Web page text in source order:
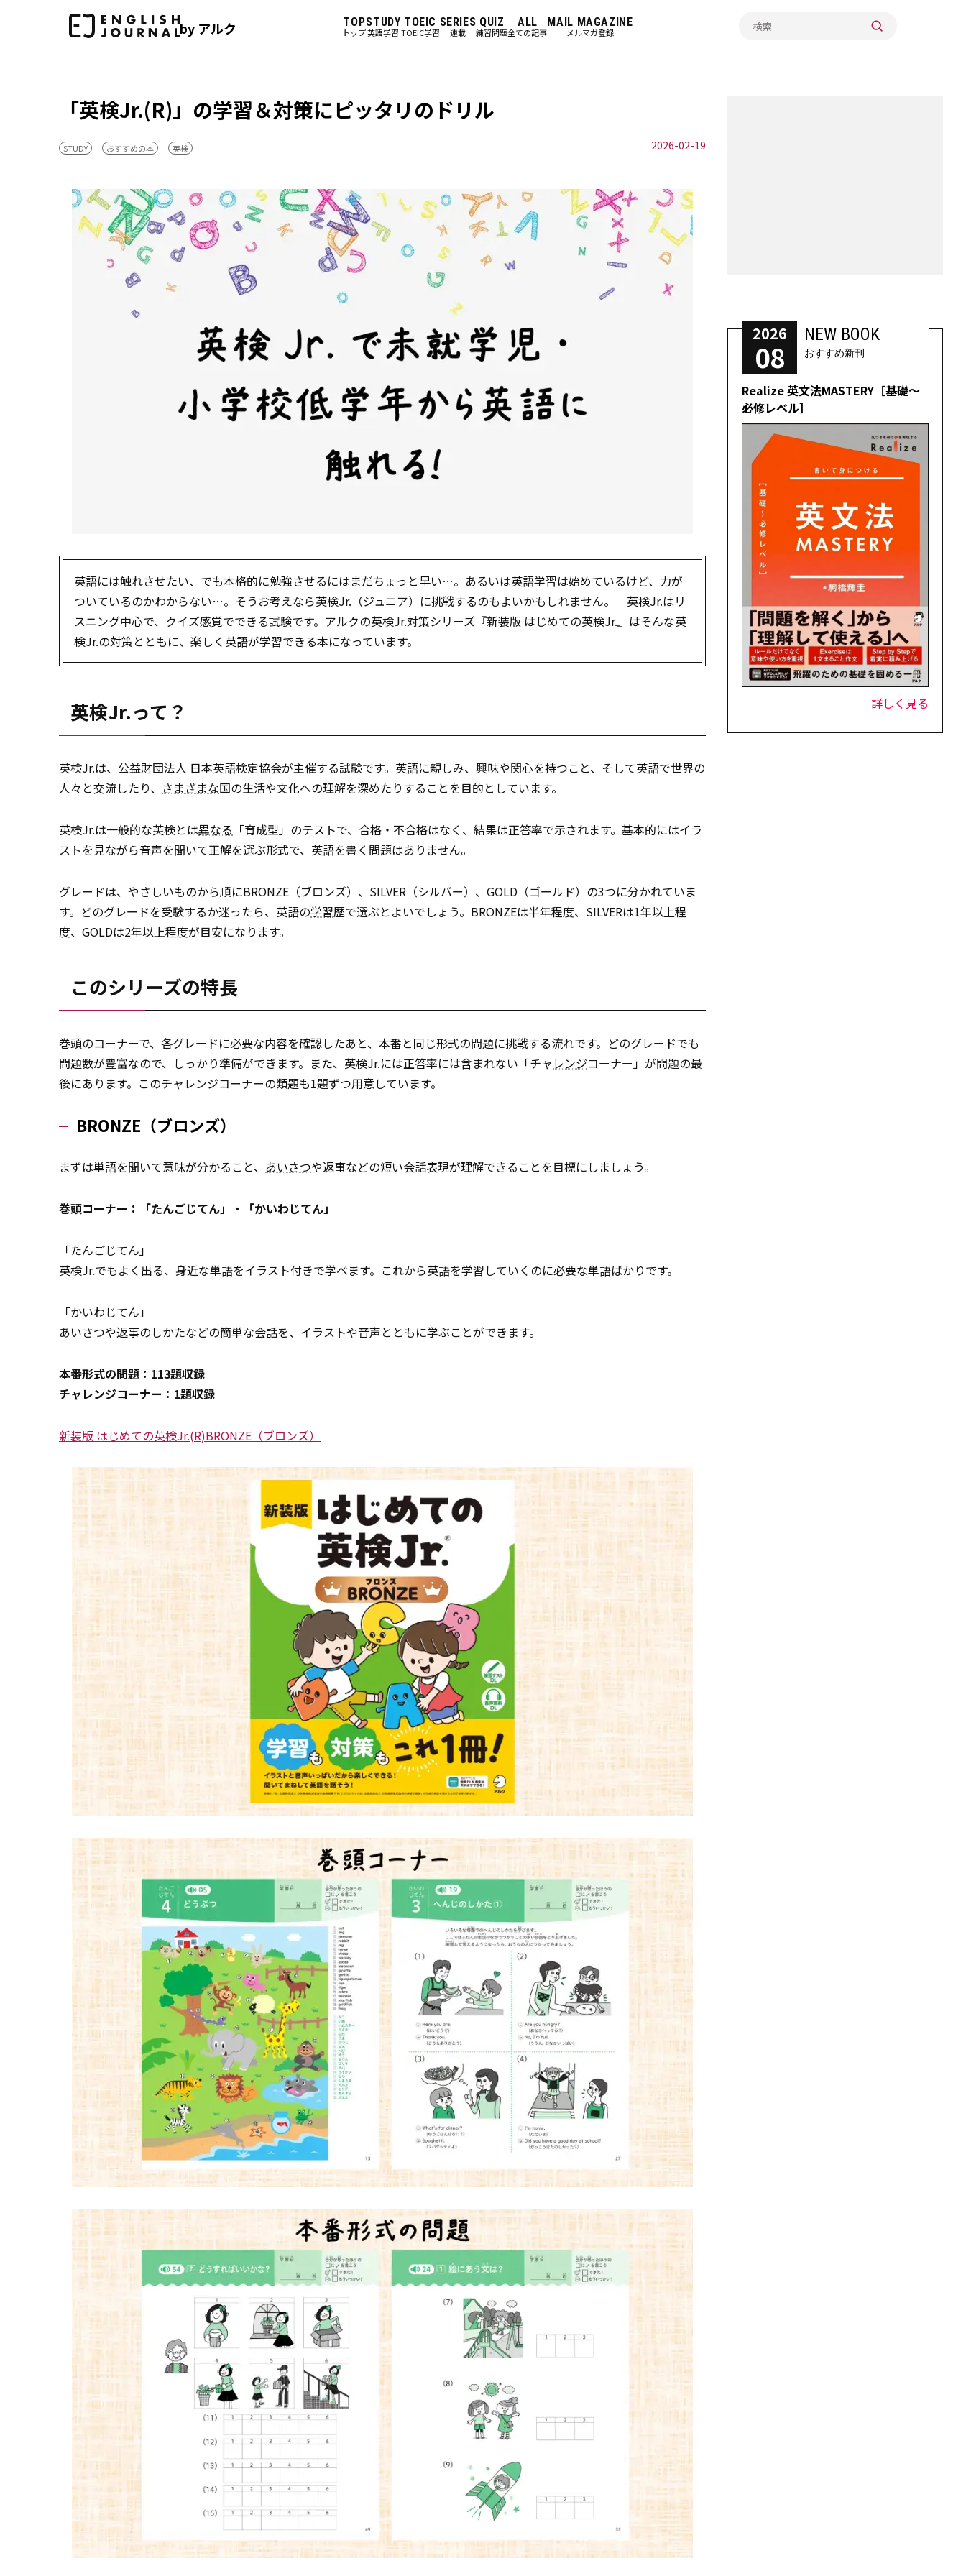
by アルク TOP
トップ
STUDY
英語学習
TOEIC
TOEIC学習
SERIES
連載
QUIZ
練習問題
ALL
全ての記事
MAIL MAGAZINE
メルマガ登録
「英検Jr.(R)」の学習＆対策にピッタリのドリル
STUDY おすすめの本 英検 2026-02-19
英語には触れさせたい、でも本格的に勉強させるにはまだちょっと早い…。あるいは英語学習は始めているけど、力が
ついているのかわからない…。そうお考えなら英検Jr.（ジュニア）に挑戦するのもよいかもしれません。 英検Jr.はリ
スニング中心で、クイズ感覚でできる試験です。アルクの英検Jr.対策シリーズ『新装版 はじめての英検Jr.』はそんな英
検Jr.の対策とともに、楽しく英語が学習できる本になっています。
英検Jr.って？
英検Jr.は、公益財団法人 日本英語検定協会が主催する試験です。英語に親しみ、興味や関心を持つこと、そして英語で世界の
人々と交流したり、 さまざまな国の生活や文化への理解を深めたりすることを目的としています。
英検Jr.は一般的な英検とは異なる 「育成型」のテストで、合格・不合格はなく、結果は正答率で示されます。基本的にはイラ
ストを見ながら音声を聞いて正解を選ぶ形式で、英語を書く問題はありません。
グレードは、やさしいものから順にBRONZE（ブロンズ）、SILVER（シルバー）、GOLD（ゴールド）の3つに分かれていま
す。どのグレードを受験するか迷ったら、英語の学習歴で選ぶとよいでしょう。BRONZEは半年程度、SILVERは1年以上程
度、GOLDは2年以上程度が目安になります。
このシリーズの特長
巻頭のコーナーで、各グレードに必要な内容を確認したあと、本番と同じ形式の問題に挑戦する流れです。どのグレードでも
問題数が豊富なので、しっかり準備ができます。また、英検Jr.には正答率には含まれない「チャ レンジコーナー」が問題の最
後にあります。このチャレンジコーナーの類題も1題ずつ用意しています。
BRONZE（ブロンズ）
まずは単語を聞いて意味が分かること、 あいさつや返事などの短い会話表現が理解できることを目標にしましょう。
巻頭コーナー：「たんごじてん」・「かいわじてん」
「たんごじてん」
英検Jr.でもよく出る、身近な単語をイラスト付きで学べます。これから英語を学習していくのに必要な単語ばかりです。
「かいわじてん」
あいさつや返事のしかたなどの簡単な会話を、イラストや音声とともに学ぶことができます。
本番形式の問題：113題収録
チャレンジコーナー：1題収録
新装版 はじめての英検Jr.(R)BRONZE（ブロンズ）
2026
08
NEW BOOK
おすすめ新刊
Realize 英文法MASTERY［基礎～
必修レベル］
詳しく見る